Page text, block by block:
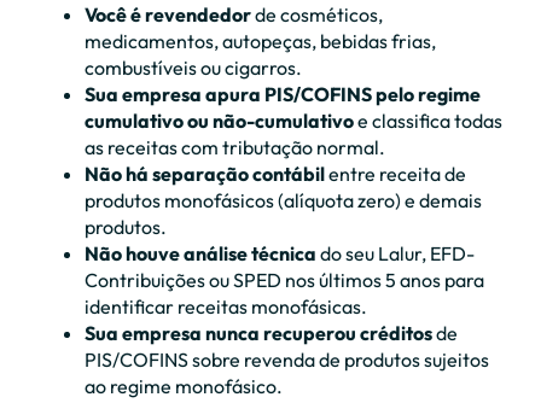
Você é revendedorde cosméticos,
medicamentos, autopeças, bebidas frias,
combustíveis ou cigarros.
Sua empresa apura PIS/COFINS pelo regime
cumulativo ou não-cumulativoe classifica todas
as receitas com tributação normal.
Não há separação contábilentre receita de
produtos monofásicos (alíquota zero) e demais
produtos.
Não houve análise técnica do seu Lalur, EFD-
Contribuições ou SPED nos últimos 5 anos para
identificar receitas monofásicas.
Sua empresa nunca recuperou créditosde
PIS/COFINS sobre revenda de produtos sujeitos
ao regime monofásico.